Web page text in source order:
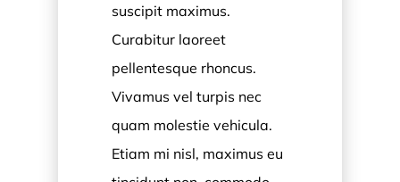
suscipit maximus.
Curabitur laoreet
pellentesque rhoncus.
Vivamus vel turpis nec
quam molestie vehicula.
Etiam mi nisl, maximus eu